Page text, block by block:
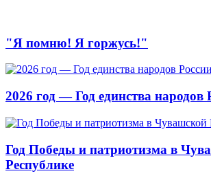
"Я помню! Я горжусь!"
2026 год — Год единства народов
Год Победы и патриотизма в
Республике